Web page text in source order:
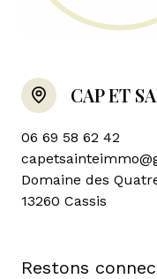
CAP ET
06 69 58 62 42
Domaine des
13260 Cassis
restons